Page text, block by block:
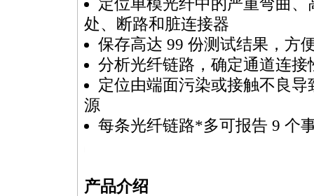
定位单模光纤中的严重弯曲、
处、断路和脏连接器
保存高达 99 份测试结果，方
分析光纤链路，确定通道连接
定位由端面污染或接触不良导
源
每条光纤链路*多可报告 9 个
产品介绍